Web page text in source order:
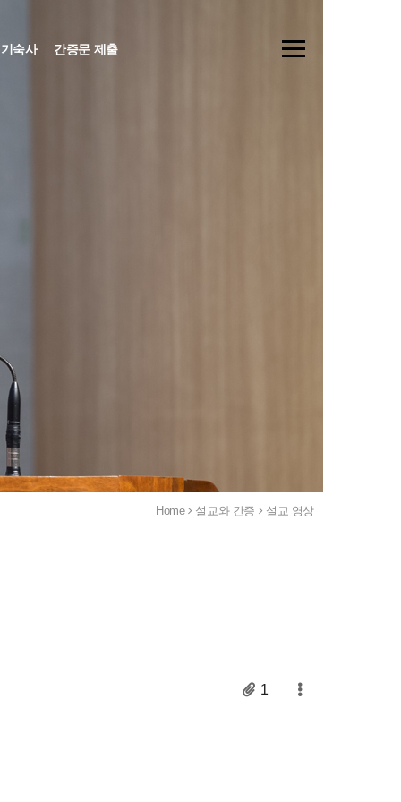
기숙사 간증문 제출
Home 설교와 간증 설교 영상
1